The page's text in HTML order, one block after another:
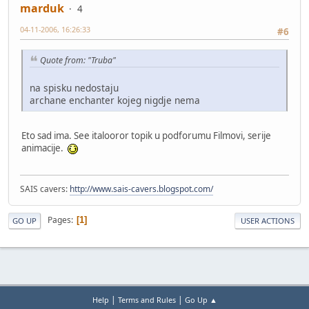
marduk
4
#6
04-11-2006, 16:26:33
Quote from: "Truba"
na spisku nedostaju
archane enchanter kojeg nigdje nema
Eto sad ima. See italooror topik u podforumu Filmovi, serije
animacije.
SAIS cavers: http://www.sais-cavers.blogspot.com/
GO UP Pages 1 USER ACTIONS
Help | Terms and Rules| Go Up ▲